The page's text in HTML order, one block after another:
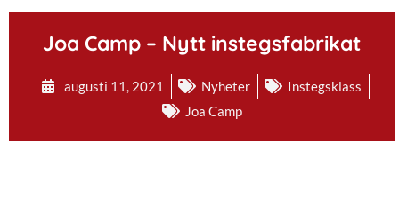
Joa Camp – Nytt instegsfabrikat
augusti 11, 2021 Nyheter
Instegsklass
Joa Camp